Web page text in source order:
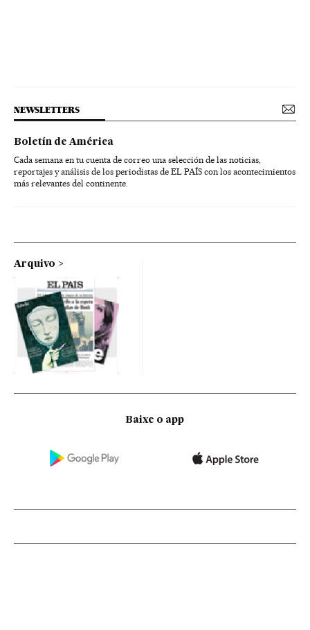
NEWSLETTERS
Boletín de América
Cada semana en tu cuenta de correo una selección de las noticias,
reportajes y análisis de los periodistas de EL PAÍS con los acontecimientos
más relevantes del continente.
Arquivo
Baixe o app